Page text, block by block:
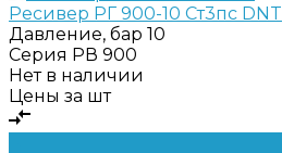
Ресивер РГ 900-10 Ст3пс DNT
Давление, бар 10
Серия РВ 900
Нет в наличии
Цены за шт